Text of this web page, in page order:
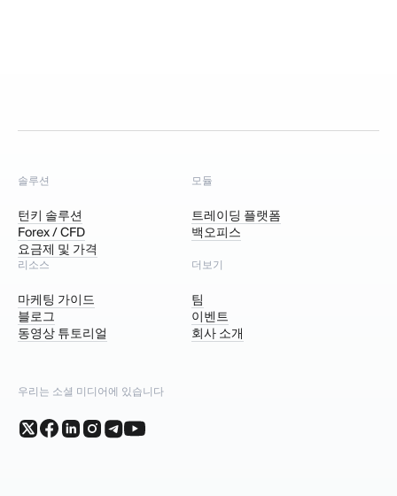
솔루션
턴키 솔루션
Forex / CFD
요금제 및 가격
모듈
트레이딩 플랫폼
백오피스
리소스
마케팅 가이드
블로그
동영상 튜토리얼
더보기
팀
이벤트
회사 소개
우리는 소셜 미디어에 있습니다